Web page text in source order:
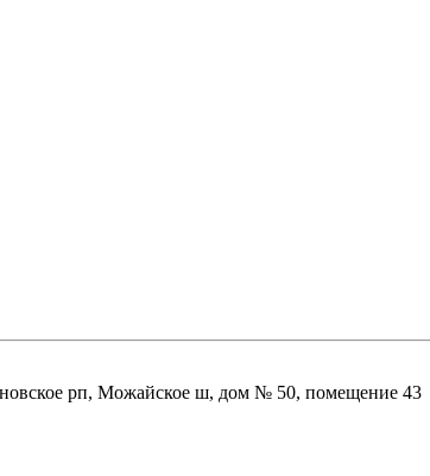
рп, Можайское ш, дом № 50, помещение 43